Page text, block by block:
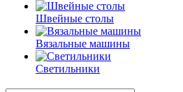
Швейные столы
Вязальные машины
Светильники